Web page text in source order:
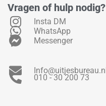
Vragen of hulp nodig?
Insta DM
WhatsApp
Messenger
Info@uitjesbureau.nl
010 - 30 200 73